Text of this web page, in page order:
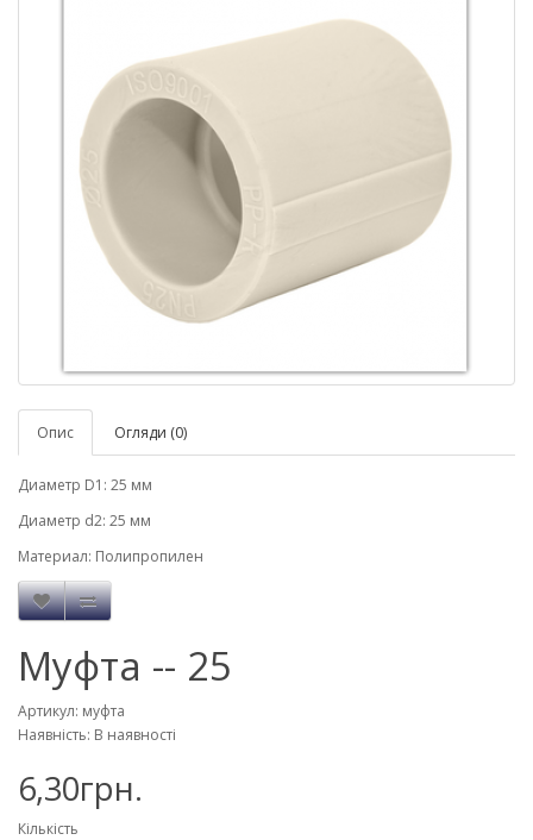
Опис Огляди (0)
Диаметр D1: 25 мм
Диаметр d2: 25 мм
Материал: Полипропилен
Муфта -- 25
Артикул: муфта
Наявність: В наявності
6,30грн.
Кількість